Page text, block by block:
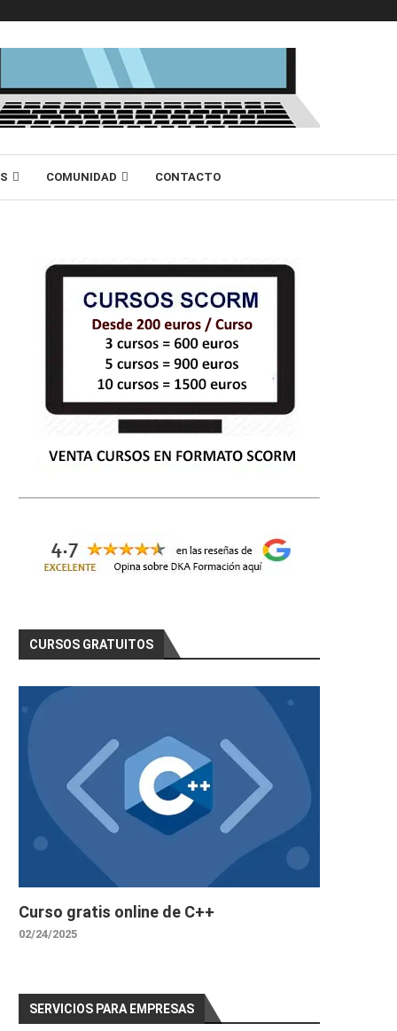
COMUNIDAD CONTACTO
CURSOS GRATUITOS
Curso gratis online de C++
02/24/2025
SERVICIOS PARA EMPRESAS